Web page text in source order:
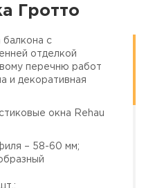
Гротто
балкона с
отделкой
перечню работ
и декоративная
окна Rehau
– 58-60 мм;